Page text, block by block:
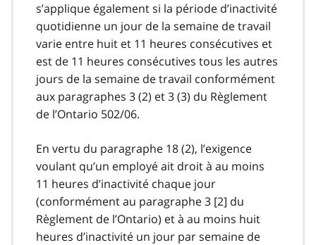
s’applique également si la période d’inactivité
quotidienne un jour de la semaine de travail
varie entre huit et 11 heures consécutives et
est de 11 heures consécutives tous les autres
jours de la semaine de travail conformément
aux paragraphes 3 (2) et 3 (3) du Règlement
de l’Ontario 502/06.
En vertu du paragraphe 18 (2), l’exigence
voulant qu’un employé ait droit à au moins
11 heures d’inactivité chaque jour
(conformément au paragraphe 3 [2] du
Règlement de l’Ontario) et à au moins huit
heures d’inactivité un jour par semaine de